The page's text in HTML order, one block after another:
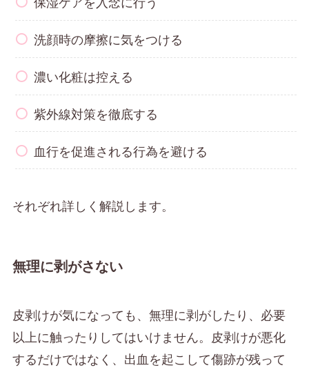
洗顔時の摩擦に気をつける
濃い化粧は控える
紫外線対策を徹底する
血行を促進される行為を避ける
それぞれ詳しく解説します。
無理に剥がさない
皮剥けが気になっても、無理に剥がしたり、必要
以上に触ったりしてはいけません。皮剥けが悪化
するだけではなく、出血を起こして傷跡が残って